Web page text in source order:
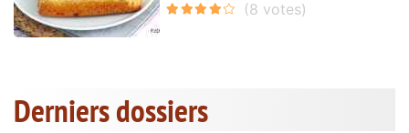
Derniers dossiers